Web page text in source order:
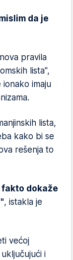
da je
pravila
lista",
imaju
lista,
kako bi se
rešenja to
fakto dokaže
, istakla je
većoj
i